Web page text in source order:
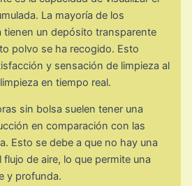
La mayoría de los
tienen un depósito transparente
polvo se ha recogido. Esto
y sensación de limpieza al
en tiempo real.
sin bolsa suelen tener una
en comparación con las
Esto se debe a que no hay una
de aire, lo que permite una
y profunda.